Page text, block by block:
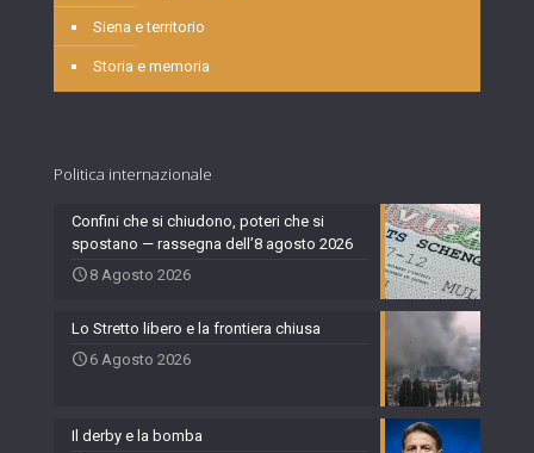
Siena e territorio
Storia e memoria
Politica internazionale
Confini che si chiudono, poteri che si
spostano — rassegna dell’8 agosto 2026
8 Agosto 2026
Lo Stretto libero e la frontiera chiusa
6 Agosto 2026
Il derby e la bomba